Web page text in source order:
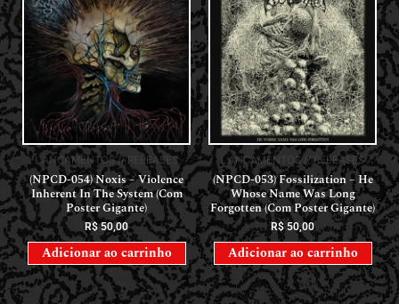
LANÇAMENTOS // RELEASES
(NPCD-054) Noxis – Violence
Inherent In The System (Com
Poster Gigante)
R$50,00
Adicionar ao carrinho
LANÇAMENTOS // RELEASES
(NPCD-053) Fossilization – He
Whose Name Was Long
Forgotten (Com Poster Gigante)
R$ 50,00
Adicionar ao carrinho